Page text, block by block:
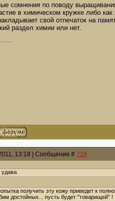
сомнения по поводу
в химическом кружке либо
свой отпечаток на
раздел химии или нет.
13:18 | Сообщение # 724
удава
получить эту кожу приведет к
достойных... пусть будет "товарищей" !